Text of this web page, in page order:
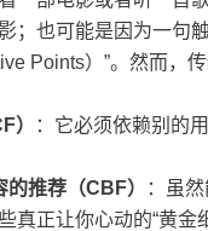
；也可能是因为一句
Points）”。然而，
）
：它必须依赖别的
的推荐（CBF）
：虽
真正让你心动的“黄金细